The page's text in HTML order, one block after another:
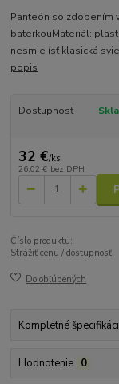
Panteón so zdobením
baterkouMateriál:
nesmie ísť klasická
popis
Dostupnosť
32 €/ks
26,02 € bez DPH
Číslo produktu:
Strážiť cenu / dostupnosť
Do obľúbených
Kompletné
Hodnotenie 0